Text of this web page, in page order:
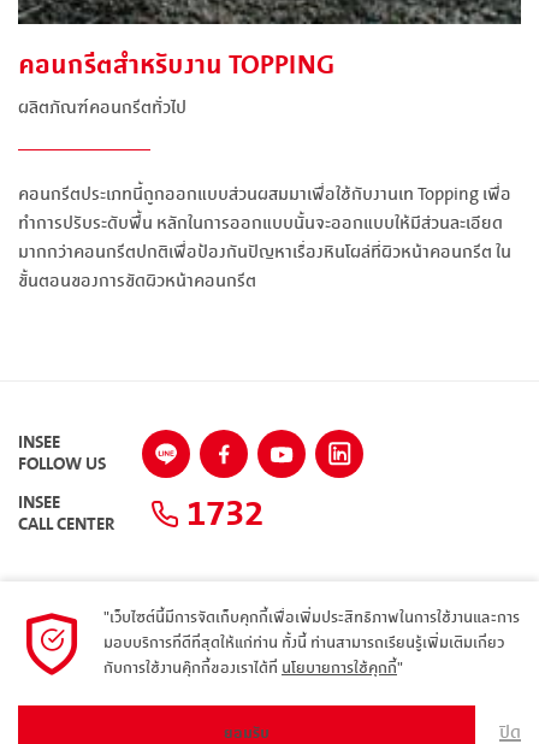
คอนกรีตสำหรับงาน TOPPING
ผลิตภัณฑ์คอนกรีตทั่วไป
คอนกรีตประเภทนี้ถูกออกแบบส่วนผสมมาเพื่อใช้กับงานเท Topping เพื่อ
ทำการปรับระดับพื้น หลักในการออกแบบนั้นจะออกแบบให้มีส่วนละเอียด
มากกว่าคอนกรีตปกติเพื่อป้องกันปัญหาเรื่องหินโผล่ที่ผิวหน้าคอนกรีต ใน
ขั้นตอนของการขัดผิวหน้าคอนกรีต
INSEE
FOLLOW US
INSEE
CALL CENTER 1732
นโยบายความเป็นส่วนตัวARIBA
แผนผังเว็บไซต์
"เว็บไซต์นี้มีการจัดเก็บคุกกี้เพื่อเพิ่มประสิทธิภาพในการใช้งานและการ
มอบบริการที่ดีที่สุดให้แก่ท่าน ทั้งนี้ ท่านสามารถเรียนรู้เพิ่มเติมเกี่ยว
กับการใช้งานคุ๊กกี้ของเราได้ที่ นโยบายการใช้คุกกี้"
ยอมรับ ปิด